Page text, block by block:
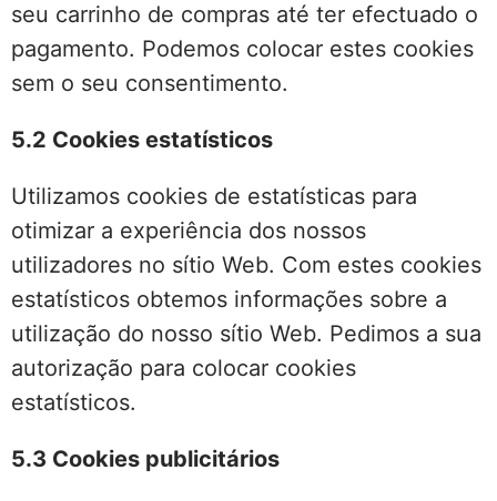
seu carrinho de compras até ter efectuado o
pagamento. Podemos colocar estes cookies
sem o seu consentimento.
5.2 Cookies estatísticos
Utilizamos cookies de estatísticas para
otimizar a experiência dos nossos
utilizadores no sítio Web. Com estes cookies
estatísticos obtemos informações sobre a
utilização do nosso sítio Web. Pedimos a sua
autorização para colocar cookies
estatísticos.
5.3 Cookies publicitários